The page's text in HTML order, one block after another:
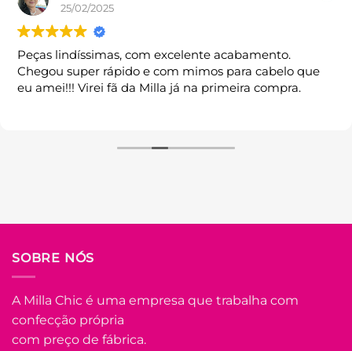
25/02/2025
Peças lindíssimas, com excelente acabamento.
Chegou super rápido e com mimos para cabelo que
eu amei!!! Virei fã da Milla já na primeira compra.
SOBRE NÓS
A Milla Chic é uma empresa que trabalha com
confecção própria
com preço de fábrica.